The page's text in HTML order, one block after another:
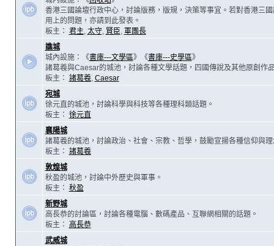
香港三國論壇行政中心，討論版務，版規，決策等事宜。若對香港三
用上的問題，亦請到此發表。
板主： 君主, 太守, 賢臣, 軍團長
譙城
城內設施：《書庫---文學區》《書庫---史學區》
諸葛羲與Caesar的城池，討論各種文學話題，四國傳說及其他原創作
板主： 諸葛羲, Caesar
宛城
徐元直的城池，討論科學與科技等各種理科類話題。
板主： 徐元直
襄陽城
諸葛羲的城池，討論政治、社會、宗教、哲學，鼓勵宣揚各種信仰與理
板主： 諸葛羲
敦煌城
秋盈的城池，討論中外歷史與軍事。
板主： 秋盈
新野城
高長恭的討論區，討論各種電腦、數碼產品、互聯網相關的話題。
板主：
高長恭
武威城